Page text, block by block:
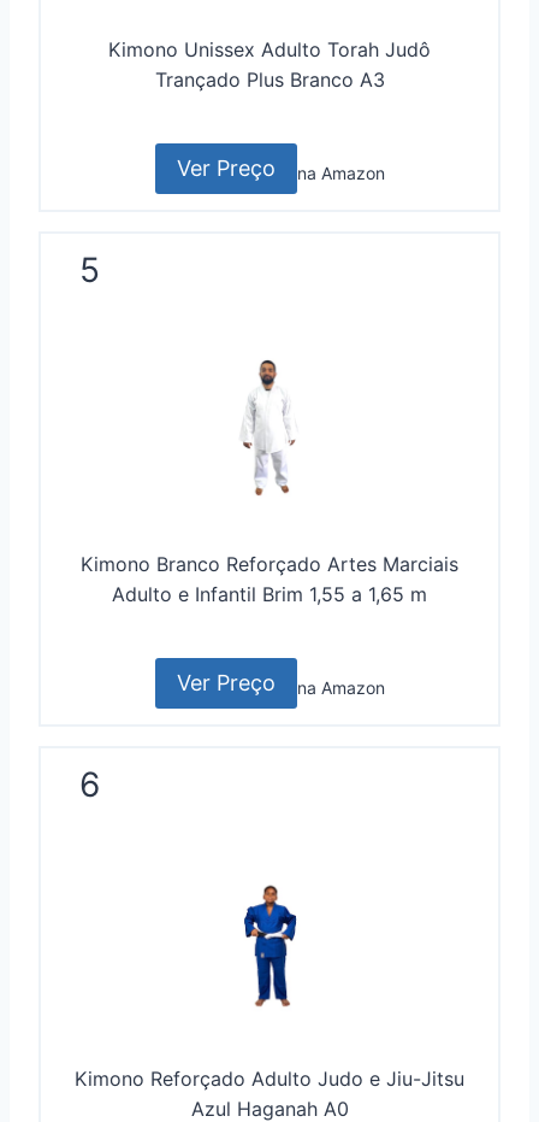
Kimono Unissex Adulto Torah Judô
Trançado Plus Branco A3
Ver Preço na Amazon
5
Kimono Branco Reforçado Artes Marciais
Adulto e Infantil Brim 1,55 a 1,65 m
Ver Preço na Amazon
6
Kimono Reforçado Adulto Judo e Jiu-Jitsu
Azul Haganah A0